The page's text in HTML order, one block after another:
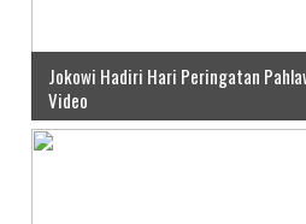
Jokowi Hadiri Hari Peringatan
Video